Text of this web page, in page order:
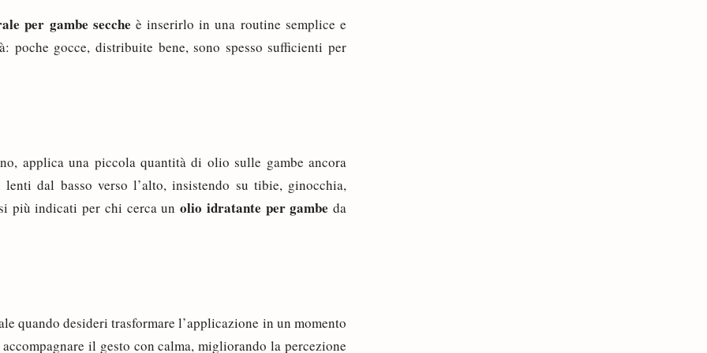
per gambe secche è inserirlo in una routine semplice e
poche gocce, distribuite bene, sono spesso sufficienti per
applica una piccola quantità di olio sulle gambe ancora
dal basso verso l’alto, insistendo su tibie, ginocchia,
più indicati per chi cerca un olio idratante per gambe da
quando desideri trasformare l’applicazione in un momento
il gesto con calma, migliorando la percezione